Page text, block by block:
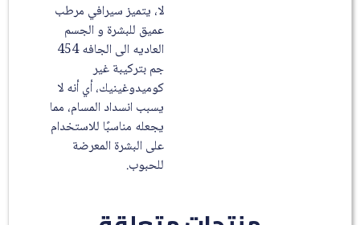
لا، يتميز سيرافي مرطب
عميق للبشرة و الجسم
العاديه الى الجافه 454
جم بتركيبة غير
كوميدوغينيك، أي أنه لا
يسبب انسداد المسام، مما
يجعله مناسبًا للاستخدام
على البشرة المعرضة
للحبوب.